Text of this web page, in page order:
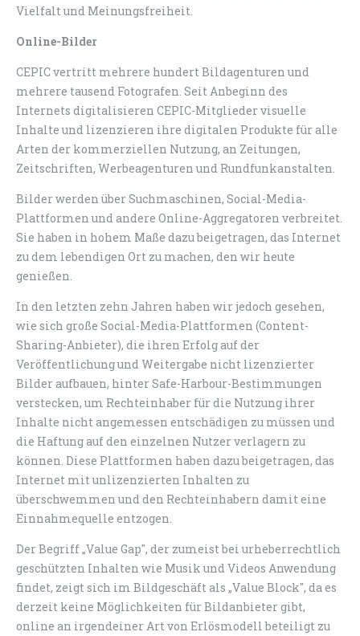
Vielfalt und Meinungsfreiheit.
Online-Bilder
CEPIC vertritt mehrere hundert Bildagenturen und
mehrere tausend Fotografen. Seit Anbeginn des
Internets digitalisieren CEPIC-Mitglieder visuelle
Inhalte und lizenzieren ihre digitalen Produkte für alle
Arten der kommerziellen Nutzung, an Zeitungen,
Zeitschriften, Werbeagenturen und Rundfunkanstalten.
Bilder werden über Suchmaschinen, Social-Media-
Plattformen und andere Online-Aggregatoren verbreitet.
Sie haben in hohem Maße dazu beigetragen, das Internet
zu dem lebendigen Ort zu machen, den wir heute
genießen.
In den letzten zehn Jahren haben wir jedoch gesehen,
wie sich große Social-Media-Plattformen (Content-
Sharing-Anbieter), die ihren Erfolg auf der
Veröffentlichung und Weitergabe nicht lizenzierter
Bilder aufbauen, hinter Safe-Harbour-Bestimmungen
verstecken, um Rechteinhaber für die Nutzung ihrer
Inhalte nicht angemessen entschädigen zu müssen und
die Haftung auf den einzelnen Nutzer verlagern zu
können. Diese Plattformen haben dazu beigetragen, das
Internet mit unlizenzierten Inhalten zu
überschwemmen und den Rechteinhabern damit eine
Einnahmequelle entzogen.
Der Begriff „Value Gap", der zumeist bei urheberrechtlich
geschützten Inhalten wie Musik und Videos Anwendung
findet, zeigt sich im Bildgeschäft als „Value Block", da es
derzeit keine Möglichkeiten für Bildanbieter gibt,
online an irgendeiner Art von Erlösmodell beteiligt zu